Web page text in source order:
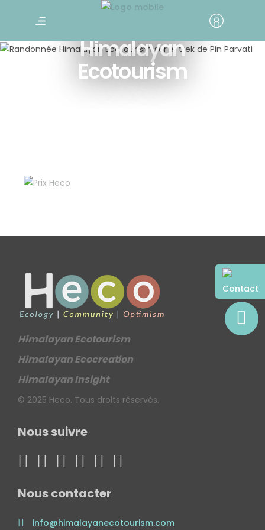
Himalayan
Ecotourism
Himalayan Ecotourism
Himalayan Ecocreation
Himalayan Insight
© 2025 Heco. Tous droits réservés.
Nous suivre
Nous contacter
info@himalayanecotourism.com
Contact